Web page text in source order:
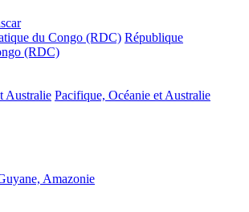
du Congo (RDC) République
(RDC)
Australie Pacifique, Océanie et Australie
Amazonie